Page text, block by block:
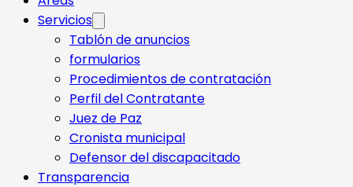
Servicios
Tablón de anuncios
formularios
Procedimientos de contratación
Perfil del Contratante
Juez de Paz
Cronista municipal
Defensor del discapacitado
Transparencia